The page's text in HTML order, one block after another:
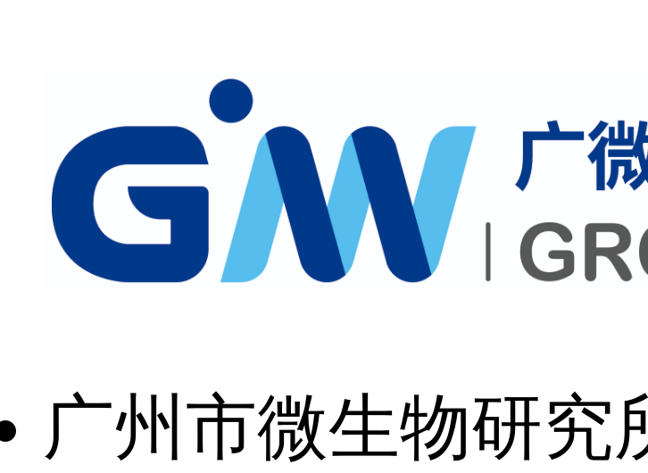
广州市微生物研究